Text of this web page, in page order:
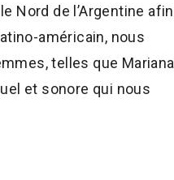
Nord de l’Argentine afin
américain, nous
telles que Mariana
et sonore qui nous